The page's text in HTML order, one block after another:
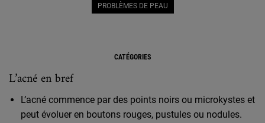
PROBLÈMES DE PEAU
CATÉGORIES
L’acné en bref
L’acné commence par des points noirs ou microkystes et
peut évoluer en boutons rouges, pustules ou nodules.